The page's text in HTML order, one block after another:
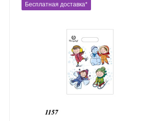
Бесплатная доставка*